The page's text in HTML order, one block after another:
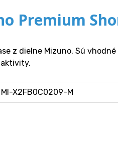
Premium
z dielne Mizuno. Sú vhodné
MI-X2FB0C0209-M